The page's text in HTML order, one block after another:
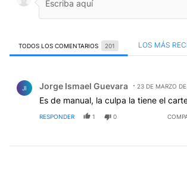
TODOS LOS COMENTARIOS 201 LOS MÁS
JI Jorge Ismael Guevara 23 DE MARZO
Es de manual, la culpa la tiene el
RESPONDER 1 0